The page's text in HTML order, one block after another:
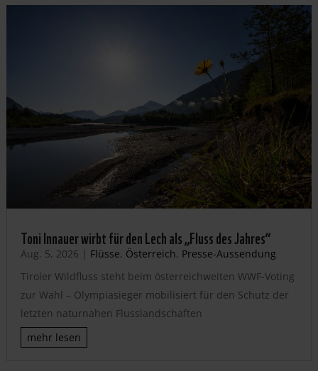
Toni Innauer wirbt für den Lech als „Fluss des Jahres“
Aug. 5, 2026 | Flüsse, Österreich, Presse-Aussendung
Tiroler Wildfluss steht beim österreichweiten WWF-Voting
zur Wahl – Olympiasieger mobilisiert für den Schutz der
letzten naturnahen Flusslandschaften
mehr lesen